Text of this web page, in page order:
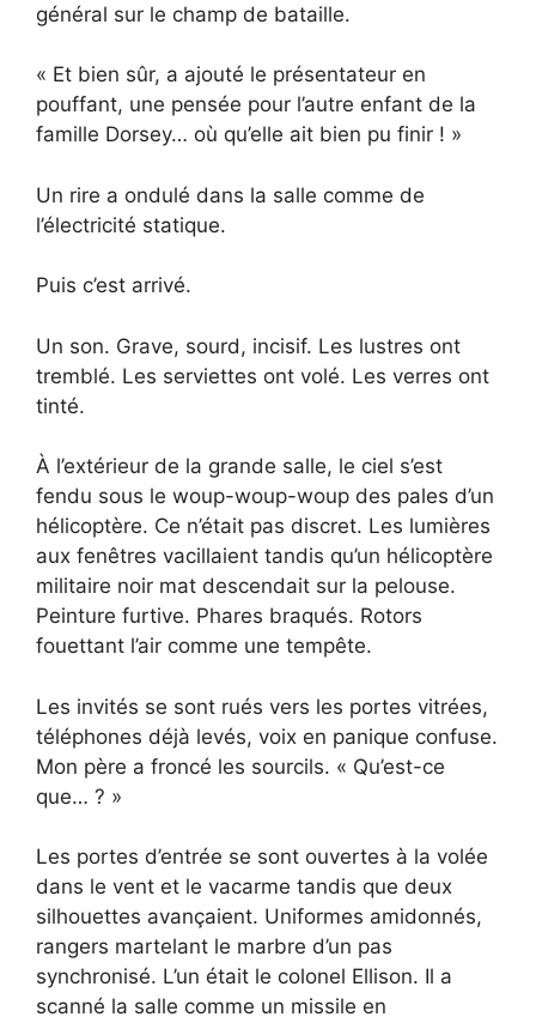
général sur le champ de bataille.
« Et bien sûr, a ajouté le présentateur en
pouffant, une pensée pour l’autre enfant de la
famille Dorsey… où qu’elle ait bien pu finir ! »
Un rire a ondulé dans la salle comme de
l’électricité statique.
Puis c’est arrivé.
Un son. Grave, sourd, incisif. Les lustres ont
tremblé. Les serviettes ont volé. Les verres ont
tinté.
À l’extérieur de la grande salle, le ciel s’est
fendu sous le woup-woup-woup des pales d’un
hélicoptère. Ce n’était pas discret. Les lumières
aux fenêtres vacillaient tandis qu’un hélicoptère
militaire noir mat descendait sur la pelouse.
Peinture furtive. Phares braqués. Rotors
fouettant l’air comme une tempête.
Les invités se sont rués vers les portes vitrées,
téléphones déjà levés, voix en panique confuse.
Mon père a froncé les sourcils. « Qu’est-ce
que… ? »
Les portes d’entrée se sont ouvertes à la volée
dans le vent et le vacarme tandis que deux
silhouettes avançaient. Uniformes amidonnés,
rangers martelant le marbre d’un pas
synchronisé. L’un était le colonel Ellison. Il a
scanné la salle comme un missile en